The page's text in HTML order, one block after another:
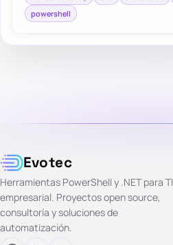
powershell
Evotec
Herramientas PowerShell y .NET para TI
empresarial. Proyectos open source,
consultoría y soluciones de
automatización.